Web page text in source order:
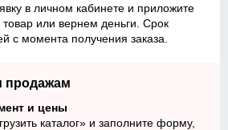
в личном кабинете и приложите
или вернем деньги. Срок
момента получения заказа.
продажам
и цены
каталог» и заполните форму,